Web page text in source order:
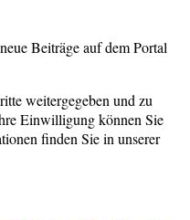
Beiträge auf dem Portal
weitergegeben und zu
Einwilligung können Sie
finden Sie in unserer